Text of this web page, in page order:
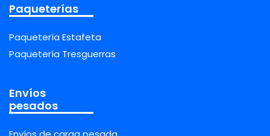
Paqueterías
Paquetería Estafeta
Paquetería Tresguerras
Envíos
pesados